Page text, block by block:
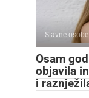
Slavne osobe
Osam
objavila
i